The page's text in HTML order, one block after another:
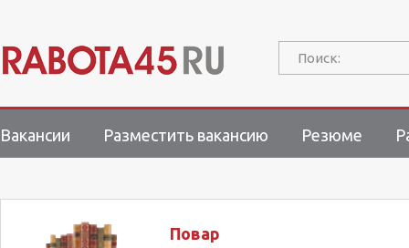
Поиск:
Вакансии Разместить вакансию Резюме
Повар